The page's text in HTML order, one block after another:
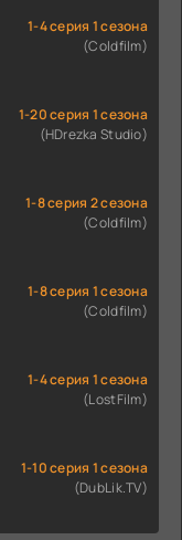
1-4 серия 1 сезона
(Coldfilm)
1-20 серия 1 сезона
(HDrezka Studio)
1-8 серия 2 сезона
(Coldfilm)
1-8 серия 1 сезона
(Coldfilm)
1-4 серия 1 сезона
(LostFilm)
1-10 серия 1 сезона
(DubLik.TV)